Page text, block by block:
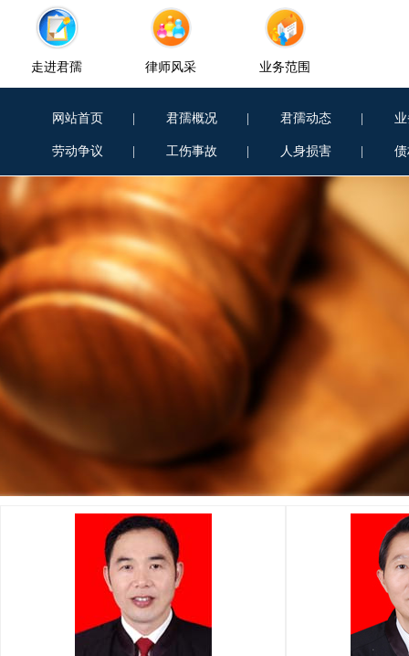
走进君孺 律师风采 业务范围
网站首页 君孺概况 君孺动态
劳动争议 工伤事故 人身损害